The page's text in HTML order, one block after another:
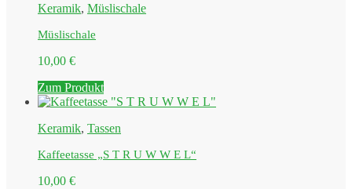
Keramik, Müslischale
Müslischale
10,00 €
Zum Produkt
Keramik, Tassen
Kaffeetasse „S T R U W W E L“
10,00 €